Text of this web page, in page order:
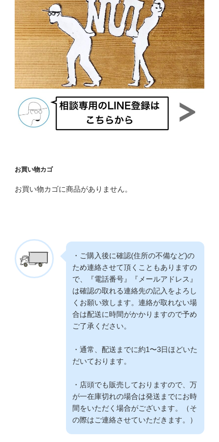
お買い物カゴ
お買い物カゴに商品がありません。
・ご購入後に確認(住所の不備など)の
ため連絡させて頂くこともありますの
で、『電話番号』『メールアドレス』
は確認の取れる連絡先の記入をよろし
くお願い致します。連絡が取れない場
合は配送に時間がかかりますので予め
ご了承ください。
・通常、配送までに約1〜3日ほどいた
だいております。
・店頭でも販売しておりますので、万
が一在庫切れの場合は発送までにお時
間をいただく場合がございます。（そ
の際はご連絡させていただきます。）